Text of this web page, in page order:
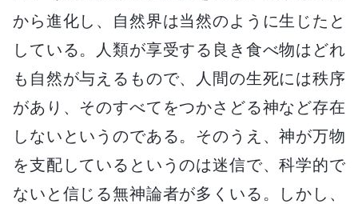
から進化し、自然界は当然のように生じたと
している。人類が享受する良き食べ物はどれ
も自然が与えるもので、人間の生死には秩序
があり、そのすべてをつかさどる神など存在
しないというのである。そのうえ、神が万物
を支配しているというのは迷信で、科学的で
ないと信じる無神論者が多くいる。しかし、